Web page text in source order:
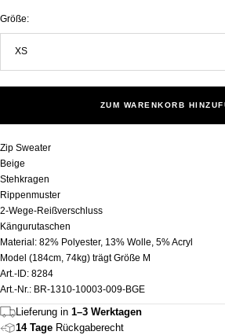
Größe:
XS
ZUM WARENKORB
Zip Sweater
Beige
Stehkragen
Rippenmuster
2-Wege-Reißverschluss
Kängurutaschen
Material: 82% Polyester, 13% Wolle, 5% Acryl
Model (184cm, 74kg) trägt Größe M
Art.-ID: 8284
Art.-Nr.: BR-1310-10003-009-BGE
Lieferung in 1–3 Werktagen
14 Tage Rückgaberecht